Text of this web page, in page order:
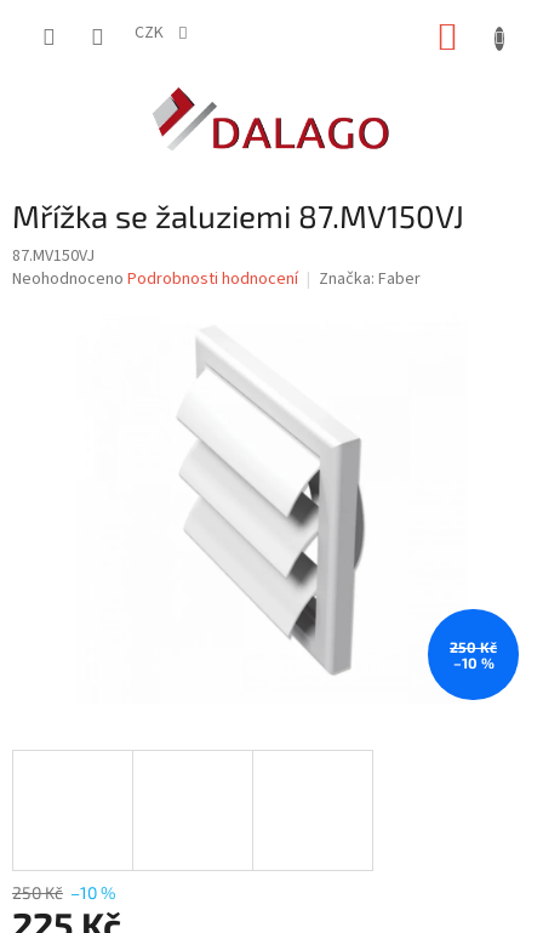
CZK
Mřížka se žaluziemi 87.MV150VJ
87.MV150VJ
Průměrné
Neohodnoceno Podrobnosti hodnocení Značka: Faber
250 Kč
–10 %
250 Kč –10 %